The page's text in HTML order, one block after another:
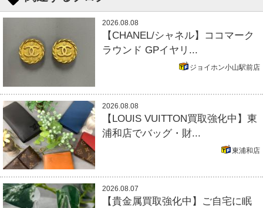
2026.08.08
【CHANEL/シャネル】ココマーク
ラウンド GPイヤリ...
ジョイホン小山駅前店
2026.08.08
【LOUIS VUITTON買取強化中】東
浦和店でバッグ・財...
東浦和店
2026.08.07
【貴金属買取強化中】ご自宅に眠